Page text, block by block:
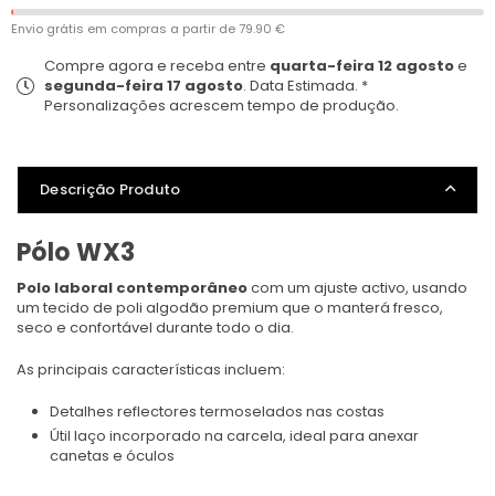
Envio grátis em compras a partir de79.90 €
Compre agora e receba entre quarta-feira 12 agostoe
segunda-feira 17 agosto. Data Estimada. *
Personalizações acrescem tempo de produção.
Descrição Produto
Pólo WX3
Polo laboral contemporâneocom um ajuste activo, usando
um tecido de poli algodão premium que o manterá fresco,
seco e confortável durante todo o dia.
As principais características incluem:
Detalhes reflectores termoselados nas costas
Útil laço incorporado na carcela, ideal para anexar
canetas e óculos